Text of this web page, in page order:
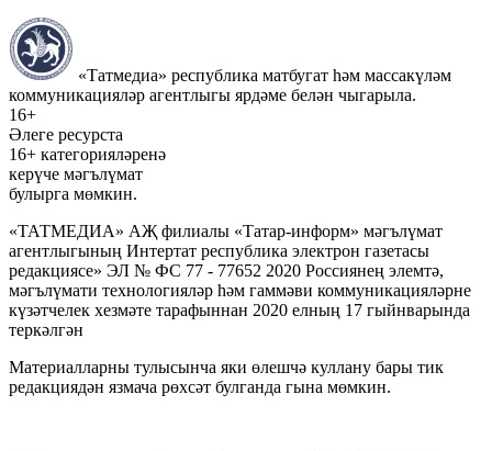
«Татмедиа» республика матбугат һәм массакүләм
коммуникацияләр агентлыгы ярдәме белән чыгарыла.
16+
Әлеге ресурста
16+ категорияләренә
керүче мәгълүмат
булырга мөмкин.
«ТАТМЕДИА» АҖ филиалы «Татар-информ» мәгълүмат
агентлыгының Интертат республика электрон газетасы
редакциясе» ЭЛ № ФС 77 - 77652 2020 Россиянең элемтә,
мәгълүмати технологияләр һәм гаммәви коммуникацияләрне
күзәтчелек хезмәте тарафыннан 2020 елның 17 гыйнварында
теркәлгән
Материалларны тулысынча яки өлешчә куллану бары тик
редакциядән язмача рөхсәт булганда гына мөмкин.